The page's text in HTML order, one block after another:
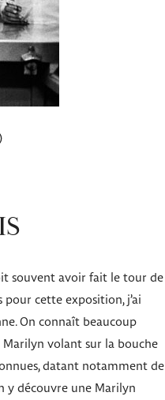
souvent avoir fait le tour de
pour cette exposition, j’ai
On connaît beaucoup
Marilyn volant sur la bouche
datant notamment de
y découvre une Marilyn